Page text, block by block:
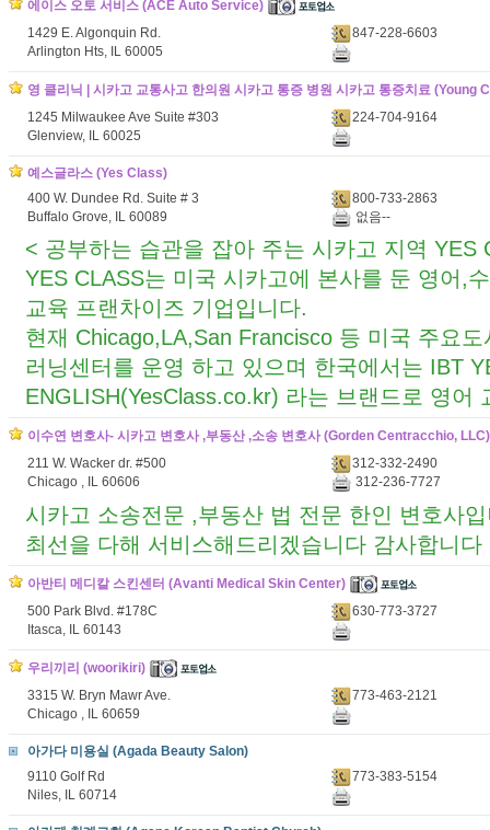
에이스 오토 서비스 (ACE Auto Service)
1429 E. Algonquin Rd.
Arlington Hts, IL 60005
847-228-6603
영 클리닉 | 시카고 교통사고 한의원 시카고 통증 병원 시카고 통증치료 (Young
1245 Milwaukee Ave Suite #303
Glenview, IL 60025
224-704-9164
예스글라스 (Yes Class)
400 W. Dundee Rd. Suite # 3
Buffalo Grove, IL 60089
800-733-2863
없음--
< 공부하는 습관을 잡아 주는 시카고 지역 YES
YES CLASS는 미국 시카고에 본사를 둔 영어,
교육 프랜차이즈 기업입니다.
현재 Chicago,LA,San Francisco 등 미국 주요
러닝센터를 운영 하고 있으며 한국에서는 IBT
ENGLISH(YesClass.co.kr) 라는 브랜드로 영어
이수연 변호사- 시카고 변호사 ,부동산 ,소송 변호사 (Gorden Centracchio, LLC)
211 W. Wacker dr. #500
Chicago , IL 60606
312-332-2490
312-236-7727
시카고 소송전문 ,부동산 법 전문 한인 변호사
최선을 다해 서비스해드리겠습니다 감사합니다
아반티 메디칼 스킨센터 (Avanti Medical Skin Center)
500 Park Blvd. #178C
Itasca, IL 60143
630-773-3727
우리끼리 (woorikiri)
3315 W. Bryn Mawr Ave.
Chicago , IL 60659
773-463-2121
아가다 미용실 (Agada Beauty Salon)
9110 Golf Rd
Niles, IL 60714
773-383-5154